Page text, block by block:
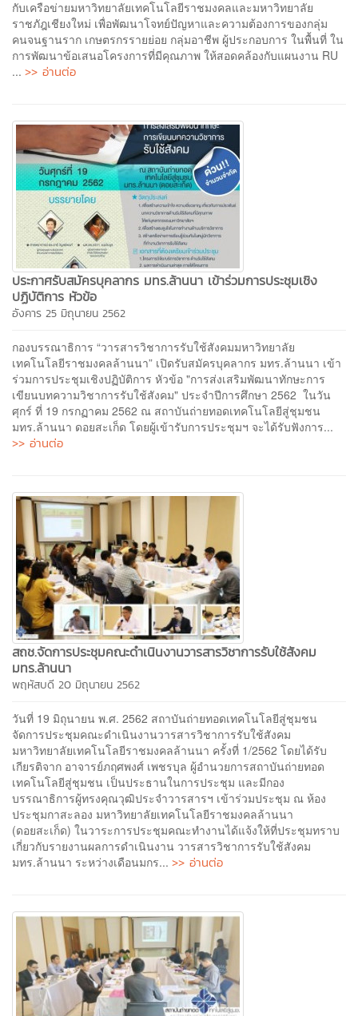
กับเครือข่ายมหาวิทยาลัยเทคโนโลยีราชมงคลและมหาวิทยาลัย
ราชภัฎเชียงใหม่ เพื่อพัฒนาโจทย์ปัญหาและความต้องการของกลุ่ม
คนจนฐานราก เกษตรกรรายย่อย กลุ่มอาชีพ ผู้ประกอบการ ในพื้นที่ ใน
การพัฒนาข้อเสนอโครงการที่มีคุณภาพ ให้สอดคล้องกับแผนงาน RU
... >> อ่านต่อ
ประกาศรับสมัครบุคลากร มทร.ล้านนา เข้าร่วมการประชุมเชิง
ปฏิบัติการ หัวข้อ
อังคาร 25 มิถุนายน 2562
กองบรรณาธิการ “วารสารวิชาการรับใช้สังคมมหาวิทยาลัย
เทคโนโลยีราชมงคลล้านนา” เปิดรับสมัครบุคลากร มทร.ล้านนา เข้า
ร่วมการประชุมเชิงปฏิบัติการ หัวข้อ "การส่งเสริมพัฒนาทักษะการ
เขียนบทความวิชาการรับใช้สังคม" ประจำปีการศึกษา 2562 ในวัน
ศุกร์ ที่ 19 กรกฏาคม 2562 ณ สถาบันถ่ายทอดเทคโนโลยีสู่ชุมชน
มทร.ล้านนา ดอยสะเก็ด โดยผู้เข้ารับการประชุมฯ จะได้รับฟังการ...
>> อ่านต่อ
สถช.จัดการประชุมคณะดำเนินงานวารสารวิชาการรับใช้สังคม
มทร.ล้านนา
พฤหัสบดี 20 มิถุนายน 2562
วันที่ 19 มิถุนายน พ.ศ. 2562 สถาบันถ่ายทอดเทคโนโลยีสู่ชุมชน
จัดการประชุมคณะดำเนินงานวารสารวิชาการรับใช้สังคม
มหาวิทยาลัยเทคโนโลยีราชมงคลล้านนา ครั้งที่ 1/2562 โดยได้รับ
เกียรติจาก อาจารย์ภฤศพงศ์ เพชรบุล ผู้อำนวยการสถาบันถ่ายทอด
เทคโนโลยีสู่ชุมชน เป็นประธานในการประชุม และมีกอง
บรรณาธิการผู้ทรงคุณวุฒิประจำวารสารฯ เข้าร่วมประชุม ณ ห้อง
ประชุมกาสะลอง มหาวิทยาลัยเทคโนโลยีราชมงคลล้านนา
(ดอยสะเก็ด) ในวาระการประชุมคณะทำงานได้แจ้งให้ที่ประชุมทราบ
เกี่ยวกับรายงานผลการดำเนินงาน วารสารวิชาการรับใช้สังคม
มทร.ล้านนา ระหว่างเดือนมกร... >> อ่านต่อ